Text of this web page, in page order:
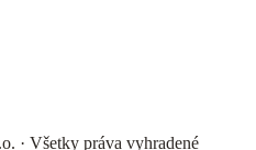
· Všetky práva vyhradené